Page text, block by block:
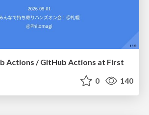
Actions / GitHub Actions at First
0 140